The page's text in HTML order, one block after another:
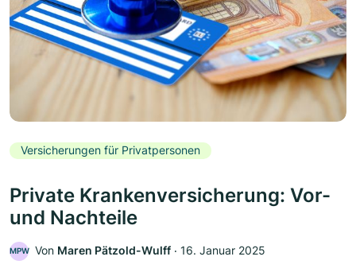
Versicherungen für Privatpersonen
Private Krankenversicherung: Vor-
und Nachteile
MPW Von Maren Pätzold-Wulff ‧ 16. Januar 2025